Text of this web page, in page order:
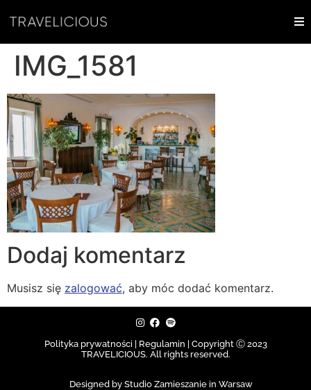
IMG_1581
Dodaj komentarz
Musisz się zalogować, aby móc dodać komentarz.
Polityka prywatności | Regulamin | Copyright Ⓒ 2023
TRAVELICIOUS. All rights reserved.
Designed by Studio Zamieszanie in Warsaw